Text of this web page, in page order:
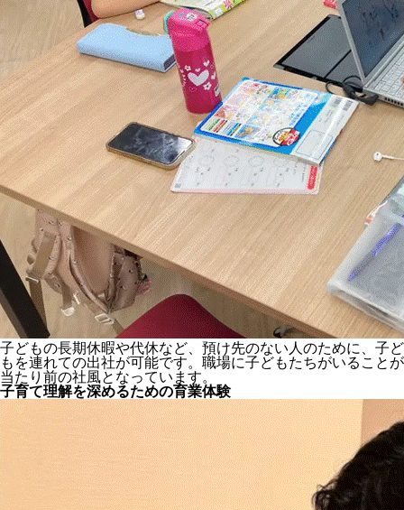
子どもの長期休暇や代休など、預け先のない人のために、子ど
もを連れての出社が可能です。職場に子どもたちがいることが
当たり前の社風となっています。
子育て理解を深めるための育業体験